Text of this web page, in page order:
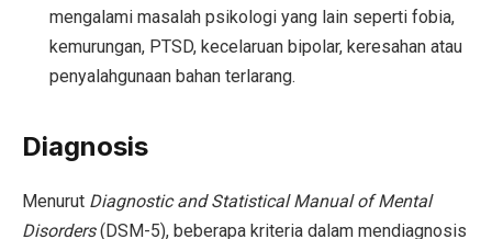
mengalami masalah psikologi yang lain seperti fobia,
kemurungan, PTSD, kecelaruan bipolar, keresahan atau
penyalahgunaan bahan terlarang.
Diagnosis
Menurut Diagnostic and Statistical Manual of Mental
Disorders(DSM-5), beberapa kriteria dalam mendiagnosis